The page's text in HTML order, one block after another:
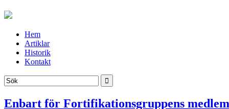
Hem
Artiklar
Historik
Kontakt
Enbart för Fortifikationsgruppens